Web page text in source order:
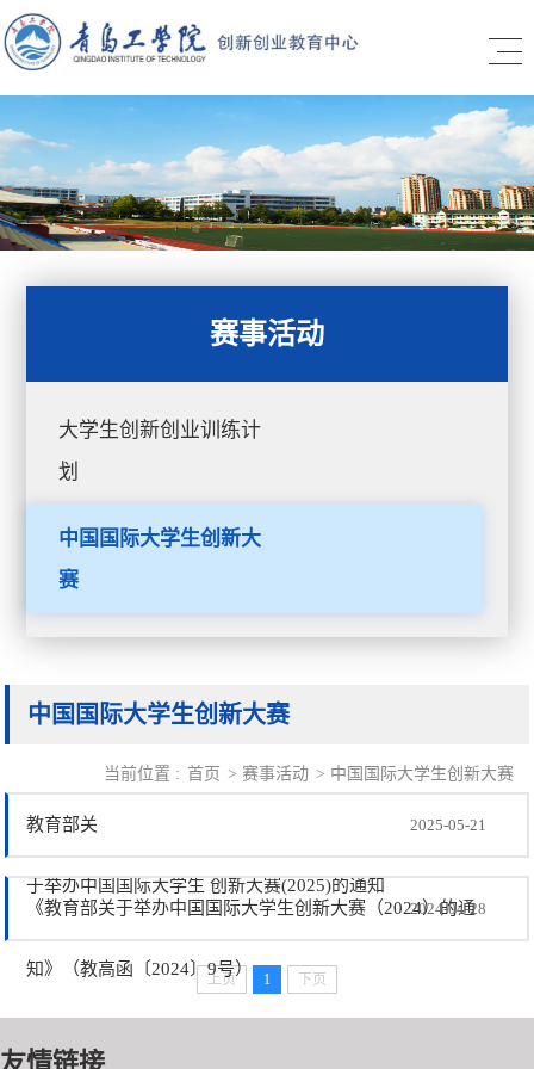
赛事活动
大学生创新创业训练计
划
中国国际大学生创新大
赛
中国国际大学生创新大赛
当前位置 : 首页 > 赛事活动 > 中国国际大学生创新大赛
教育部关
于举办中国国际大学生 创新大赛(2025)的通知
2025-05-21
《教育部关于举办中国国际大学生创新大赛（2024）的通
知》（教高函〔2024〕9号）
2024-04-28
上页 1 下页
友情链接